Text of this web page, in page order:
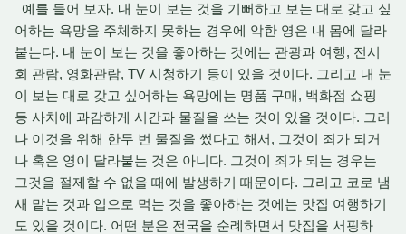
예를 들어 보자. 내 눈이 보는 것을 기뻐하고 보는 대로 갖고 싶
어하는 욕망을 주체하지 못하는 경우에 악한 영은 내 몸에 달라
붙는다. 내 눈이 보는 것을 좋아하는 것에는 관광과 여행, 전시
회 관람, 영화관람, TV 시청하기 등이 있을 것이다. 그리고 내 눈
이 보는 대로 갖고 싶어하는 욕망에는 명품 구매, 백화점 쇼핑
등 사치에 과감하게 시간과 물질을 쓰는 것이 있을 것이다. 그러
나 이것을 위해 한두 번 물질을 썼다고 해서, 그것이 죄가 되거
나 혹은 영이 달라붙는 것은 아니다. 그것이 죄가 되는 경우는
그것을 절제할 수 없을 때에 발생하기 때문이다. 그리고 코로 냄
새 맡는 것과 입으로 먹는 것을 좋아하는 것에는 맛집 여행하기
도 있을 것이다. 어떤 분은 전국을 순례하면서 맛집을 서핑하